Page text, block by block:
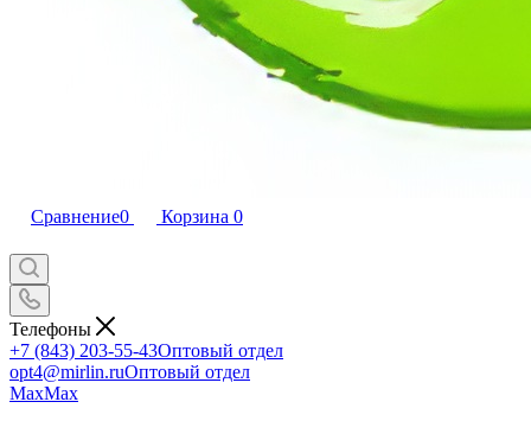
Сравнение0 Корзина 0
Телефоны
+7 (843) 203-55-43Оптовый отдел
opt4@mirlin.ruОптовый отдел
MaxMax